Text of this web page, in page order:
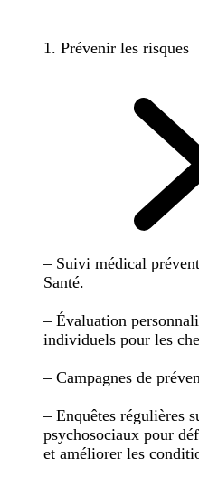
1. Prévenir les risques
– Suivi médical
Santé.
– Évaluation
individuels pour les
– Campagnes de
– Enquêtes régulières
psychosociaux pour
et améliorer les